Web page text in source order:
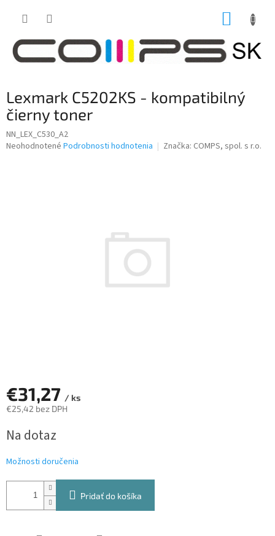
Lexmark C5202KS - kompatibilný
čierny toner
NN_LEX_C530_A2
Priemerné
Neohodnotené Podrobnosti hodnotenia Značka: COMPS, spol. s r.o.
€31,27 / ks
€25,42 bez DPH
cena:
Na dotaz
Možnosti doručenia
Pridať do košíka